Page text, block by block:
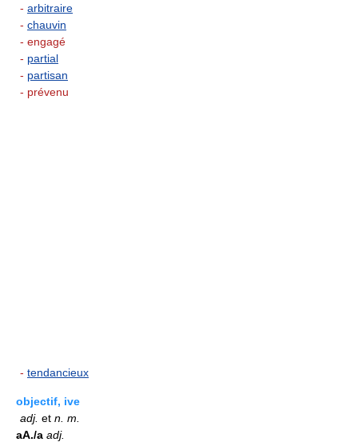
- arbitraire
- chauvin
- engagé
- partial
- partisan
- prévenu
- tendancieux
objectif, ive
adj. et n. m.
aA./a adj.